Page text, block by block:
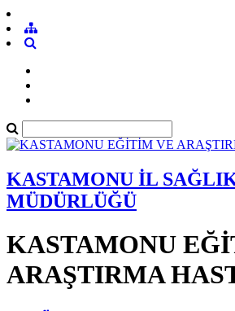
KASTAMONU İL
MÜDÜRLÜĞÜ
KASTAMONU
ARAŞTIRMA